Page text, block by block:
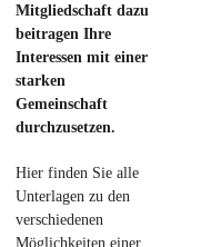
Mitgliedschaft dazu
beitragen Ihre
Interessen mit einer
starken
Gemeinschaft
durchzusetzen.
Hier finden Sie alle
Unterlagen zu den
verschiedenen
Möglichkeiten einer